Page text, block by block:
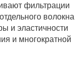
фильтрации
волокна
и эластичности
и многократной